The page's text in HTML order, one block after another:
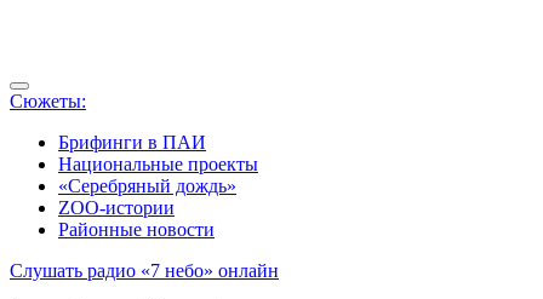
Сюжеты:
Брифинги в ПАИ
Национальные проекты
«Серебряный дождь»
ZOO-истории
Районные новости
Слушать радио «7 небо» онлайн